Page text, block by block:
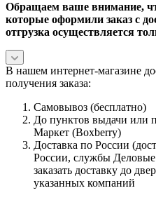
Обращаем ваше внимание,
которые оформили заказ с
отгрузка осуществляется
В нашем интернет-магазине
получения заказа:
Самовывоз (бесплатно)
До пунктов выдачи или
Маркет (Boxberry)
Доставка по России
России, службы
заказать доставку до
указанных компаний